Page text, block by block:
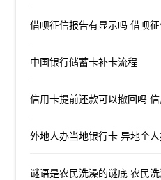
借呗征信报告有显示吗 借呗
中国银行储蓄卡补卡流程
信用卡提前还款可以撤回吗
外地人办当地银行卡 异地个
谜语是农民洗澡的谜底 农民